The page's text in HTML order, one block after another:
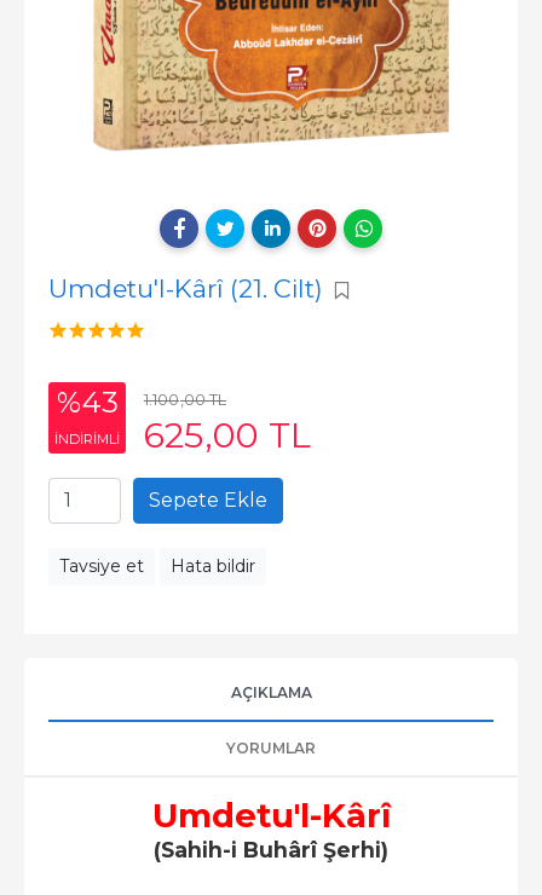
Umdetu'l-Kârî (21. Cilt)
%43
INDIRIMLI
1.100,00TL
625,00 TL
Sepete Ekle
Tavsiye et Hata bildir
AÇIKLAMA
YORUMLAR
Umdetu'l-Kârî
(Sahih-i Buhârî Şerhi)